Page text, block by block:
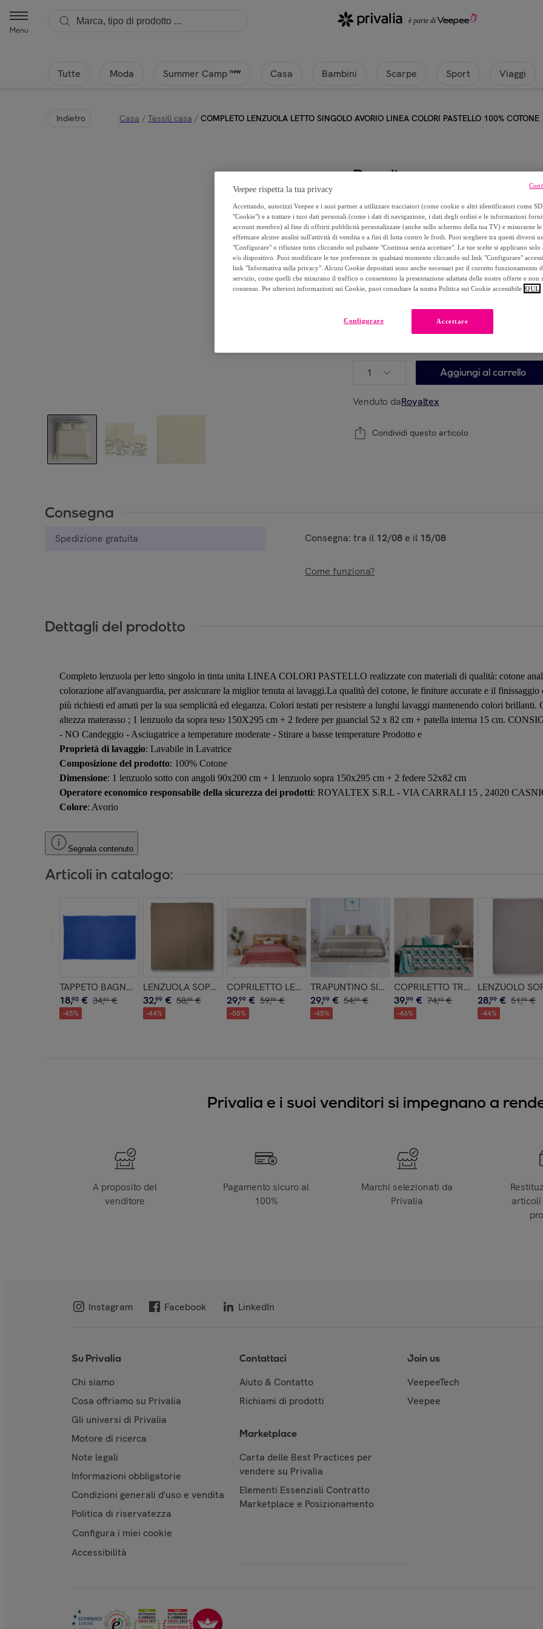
Menu
Tutte Moda Summer Camp new Casa Bambini Scarpe Sport Viaggi
Indietro Casa / Tessili casa / COMPLETO LENZUOLA LETTO SINGOLO AVORIO LINEA COLORI PASTELLO 100% COTONE
Royaltex
COMPLETO LENZUOLA LETTO
PASTELLO 100% COTONE
29,99 €
54,90 €
-45 %
1 Aggiungi al carrello
Venduto daRoyaltex
Condividi questo articolo
Consegna
Spedizione gratuita Consegna: tra il 12/08 e il 15/08
Come funziona?
Dettagli del prodotto
Completo lenzuola per letto singolo in tinta unita LINEA COLORI PASTELLO realizzate con materiali di qualità: cotone
colorazione all'avanguardia, per assicurare la miglior tenuta ai lavaggi.La qualità del cotone, le finiture accurate e il
più richiesti ed amati per la sua semplicità ed eleganza. Colori testati per resistere a lunghi lavaggi mantenendo colori
altezza materasso ; 1 lenzuolo da sopra teso 150X295 cm + 2 federe per guancial 52 x 82 cm + patella interna 15 cm.
- NO Candeggio - Asciugatrice a temperature moderate - Stirare a basse temperature Prodotto e
Proprietà di lavaggio: Lavabile in Lavatrice
Composizione del prodotto: 100% Cotone
Dimensione: 1 lenzuolo sotto con angoli 90x200 cm + 1 lenzuolo sopra 150x295 cm + 2 federe 52x82 cm
Operatore economico responsabile della sicurezza dei prodotti: ROYALTEX S.R.L - VIA CARRALI 15 , 24020
Colore: Avorio
Segnala contenuto
Articoli in catalogo:
TAPPETO BAGNO SCENDI DOCCIA 100% POLIESTERE BLU
18,90 € 34,90 €
-45%
LENZUOLA SOPRA LETTO MATRIMONIALE IN COTONE 60 FILI TINTA UNITA COL.BEIGE
32,99 € 58,99 €
-44%
COPRILETTO LETTO SINGOLO FRAGOLA MEZZA STAGIONE TINTA UNITA
29,99 € 59,99 €
-50%
TRAPUNTINO SINGOLO DIS.INGRID STRIPES 3 BEIGE
29,99 € 54,99 €
-45%
COPRILETTO TRAPUNTATO
39,99 € 74,90 €
-46%
LENZUOLO
28,99 € 51,99 €
-44%
Privalia e i suoi venditori si impegnano a
A proposito del
venditore
Pagamento sicuro al
100%
Marchi selezionati da
Privalia
articoli
Instagram Facebook LinkedIn
Su Privalia
Chi siamo
Cosa offriamo su Privalia
Gli universi di Privalia
Motore di ricerca
Note legali
Informazioni obbligatorie
Condizioni generali d'uso e vendita
Politica di riservatezza
Configura i miei cookie
Accessibilità
Contattaci
Aiuto & Contatto
Richiami di prodotti
Marketplace
Carta delle Best Practices per
vendere su Privalia
Elementi Essenziali Contratto
Marketplace e Posizionamento
Join us
VeepeeTech
Veepee
Veepee rispetta la tua privacy
Accettando, autorizzi Veepee e i suoi partner a utilizzare tracciatori (come cookie o altri identificatori come
"Cookie") e a trattare i tuoi dati personali (come i dati di navigazione, i dati degli ordini e le informazioni
account membro) al fine di offrirti pubblicità personalizzate (anche sullo schermo della tua TV) e misurarne le
effettuare alcune analisi sull'attività di vendita e a fini di lotta contro le frodi. Puoi scegliere tra questi diversi
"Configurare" o rifiutare tutto cliccando sul pulsante "Continua senza accettare". Le tue scelte si applicano solo
e/o dispositivo. Puoi modificare le tue preferenze in qualsiasi momento cliccando sul link "Configurare"
link "Informativa sulla privacy". Alcuni Cookie depositati sono anche necessari per il corretto funzionamento
servizio, come quelli che misurano il traffico o consentono la presentazione adattata delle nostre offerte e non
consenso. Per ulteriori informazioni sui Cookie, puoi consultare la nostra Politica sui Cookie accessibile QUI.
Accettare
Configurare